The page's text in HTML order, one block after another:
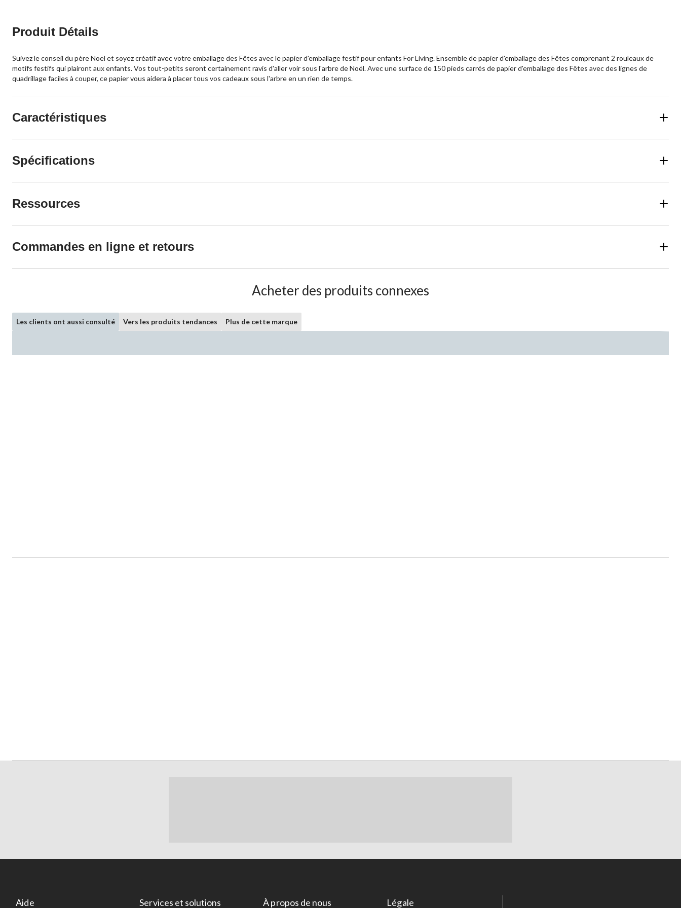
Produit Détails
Suivez le conseil du père Noël et soyez créatif avec votre emballage des Fêtes avec le papier d'emballage festif pour enfants For Living. Ensemble de papier d'emballage des Fêtes comprenant 2 rouleaux de
motifs festifs qui plairont aux enfants. Vos tout-petits seront certainement ravis d'aller voir sous l'arbre de Noël. Avec une surface de 150 pieds carrés de papier d'emballage des Fêtes avec des lignes de
quadrillage faciles à couper, ce papier vous aidera à placer tous vos cadeaux sous l'arbre en un rien de temps.
Caractéristiques
Spécifications
Ressources
Commandes en ligne et retours
Acheter des produits connexes
Les clients ont aussi consulté Vers les produits tendances Plus de cette marque
Aide Services et solutions À propos de nous Légale